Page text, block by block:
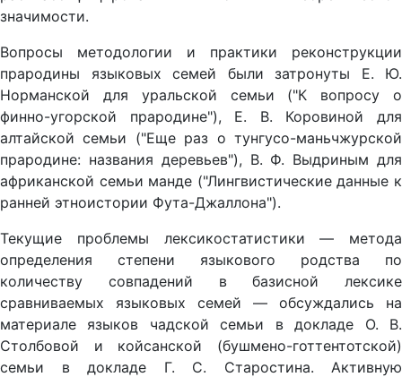
значимости.
Вопросы методологии и практики реконструкции
прародины языковых семей были затронуты Е. Ю.
Норманской для уральской семьи ("К вопросу о
финно-угорской прародине"), Е. В. Коровиной для
алтайской семьи ("Еще раз о тунгусо-маньчжурской
прародине: названия деревьев"), В. Ф. Выдриным для
африканской семьи манде ("Лингви­стические данные к
ранней этноистории Фута-Джаллона").
Текущие проблемы лексикостатистики — метода
определения степени языкового родства по
количеству совпадений в базисной лексике
сравниваемых языковых семей — обсужда­лись на
материале языков чадской семьи в докладе О. В.
Столбовой и койсанской (бушме­но-готтентотской)
семьи в докладе Г. С. Старостина. Активную